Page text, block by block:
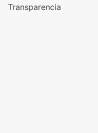
Transparencia